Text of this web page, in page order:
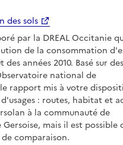
des sols
par la DREAL Occitanie
de la consommation
années 2010. Basé sur des
national de
rapport mis à votre
: routes, habitat et
à la communauté de
mais il est possible
comparaison.